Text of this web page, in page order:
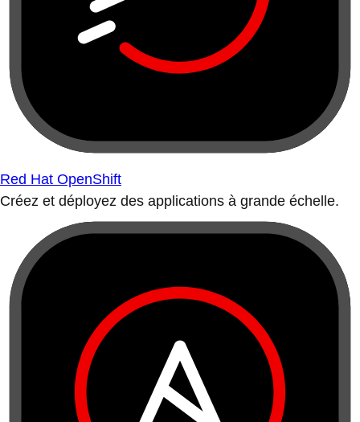
Red Hat OpenShift
Créez et déployez des applications à grande échelle.